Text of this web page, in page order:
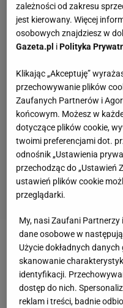
Walką wieczoru
Chalidowa z
jednym z
organizacji. Chalidow
zależności od zakresu
jest kierowany. Więcej
osobowych znajdziesz w
Gazeta.pl iPolityka
Klikając „Akceptuję”
przechowywanie plików
Zaufanych Partnerów i
końcowym. Możesz w
dotyczące plików cookie,
twoimi preferencjami dot.
odnośnik „Ustawienia
przechodząc do „Ustawień
ustawień plików cookie
przeglądarki.
My, nasi Zaufani
dane osobowe w
Użycie dokładnych
skanowanie
identyfikacji.
dostęp do nich.
reklam i treści, badnie